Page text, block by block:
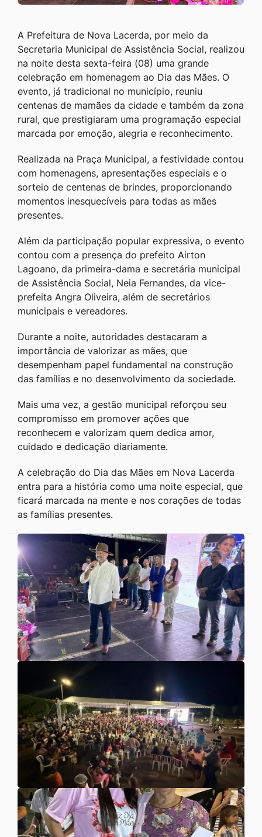
A Prefeitura de Nova Lacerda, por meio da
Secretaria Municipal de Assistência Social, realizou
na noite desta sexta-feira (08) uma grande
celebração em homenagem ao Dia das Mães. O
evento, já tradicional no município, reuniu
centenas de mamães da cidade e também da zona
rural, que prestigiaram uma programação especial
marcada por emoção, alegria e reconhecimento.
Realizada na Praça Municipal, a festividade contou
com homenagens, apresentações especiais e o
sorteio de centenas de brindes, proporcionando
momentos inesquecíveis para todas as mães
presentes.
Além da participação popular expressiva, o evento
contou com a presença do prefeito Airton
Lagoano, da primeira-dama e secretária municipal
de Assistência Social, Neia Fernandes, da vice-
prefeita Angra Oliveira, além de secretários
municipais e vereadores.
Durante a noite, autoridades destacaram a
importância de valorizar as mães, que
desempenham papel fundamental na construção
das famílias e no desenvolvimento da sociedade.
Mais uma vez, a gestão municipal reforçou seu
compromisso em promover ações que
reconhecem e valorizam quem dedica amor,
cuidado e dedicação diariamente.
A celebração do Dia das Mães em Nova Lacerda
entra para a história como uma noite especial, que
ficará marcada na mente e nos corações de todas
as famílias presentes.